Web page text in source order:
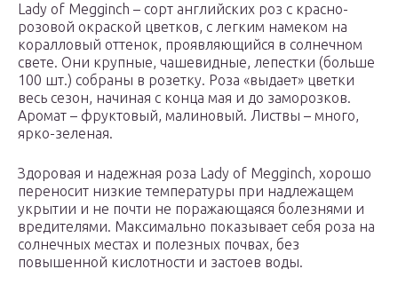
Lady of Megginch – сорт английских роз с красно-
розовой окраской цветков, с легким намеком на
коралловый оттенок, проявляющийся в солнечном
свете. Они крупные, чашевидные, лепестки (больше
100 шт.) собраны в розетку. Роза «выдает» цветки
весь сезон, начиная с конца мая и до заморозков.
Аромат – фруктовый, малиновый. Листвы – много,
ярко-зеленая.
Здоровая и надежная роза Lady of Megginch, хорошо
переносит низкие температуры при надлежащем
укрытии и не почти не поражающаяся болезнями и
вредителями. Максимально показывает себя роза на
солнечных местах и полезных почвах, без
повышенной кислотности и застоев воды.